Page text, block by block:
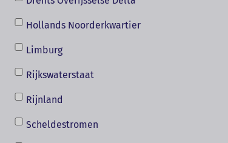
Hollands Noorderkwartier
Limburg
Rijkswaterstaat
Rijnland
Scheldestromen